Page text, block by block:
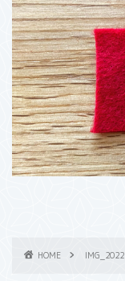
HOME IMG_2022